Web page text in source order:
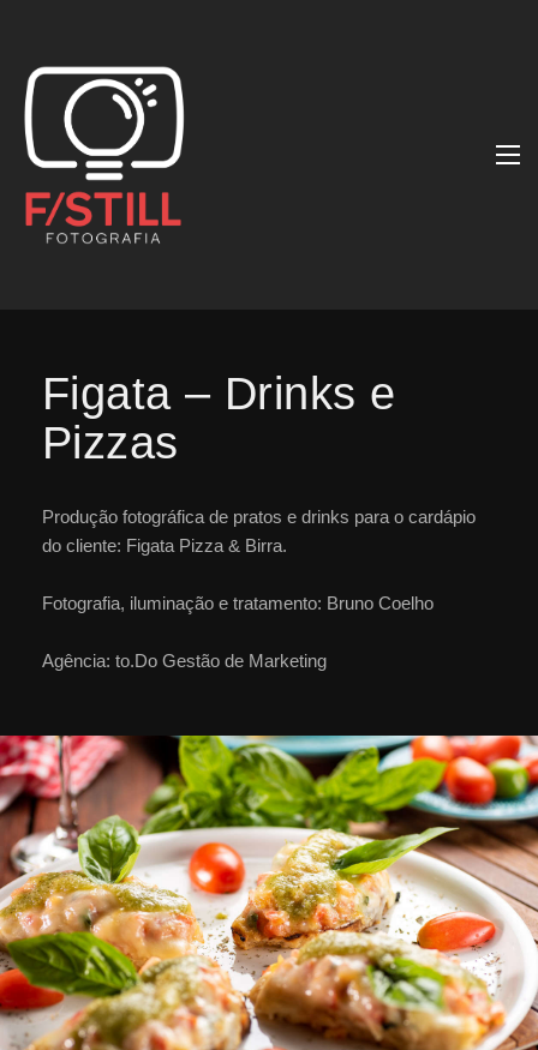
Figata – Drinks e
Pizzas
Produção fotográfica de pratos e drinks para o cardápio
do cliente: Figata Pizza & Birra.
Fotografia, iluminação e tratamento: Bruno Coelho
Agência: to.Do Gestão de Marketing